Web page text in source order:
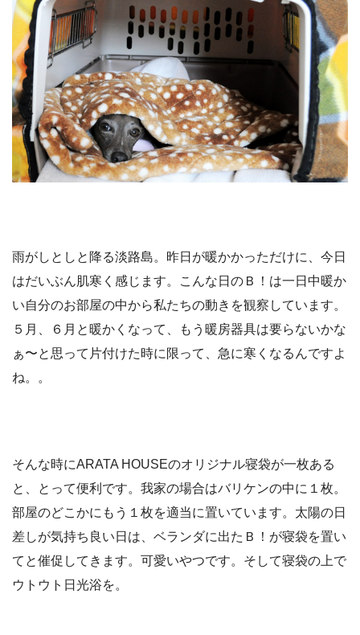
雨がしとしと降る淡路島。昨日が暖かかっただけに、今日
はだいぶん肌寒く感じます。こんな日のＢ！は一日中暖か
い自分のお部屋の中から私たちの動きを観察しています。
５月、６月と暖かくなって、もう暖房器具は要らないかな
ぁ〜と思って片付けた時に限って、急に寒くなるんですよ
ね。。
そんな時にARATA HOUSEのオリジナル寝袋が一枚ある
と、とって便利です。我家の場合はバリケンの中に１枚。
部屋のどこかにもう１枚を適当に置いています。太陽の日
差しが気持ち良い日は、ベランダに出たＢ！が寝袋を置い
てと催促してきます。可愛いやつです。そして寝袋の上で
ウトウト日光浴を。